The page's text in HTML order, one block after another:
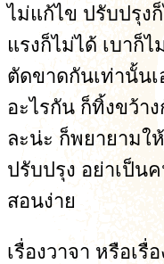
ไม่แก้ไข ปรับปรุง
แรงก็ไม่ได้ เบาก็
ตัดขาดกันเท่านั้น
อะไรกัน ก็ทิ้งขว้า
ละน่ะ ก็พยายามให้
ปรับปรุง อย่าเป็น
สอนง่าย
เรื่องวาจา หรือเรื่